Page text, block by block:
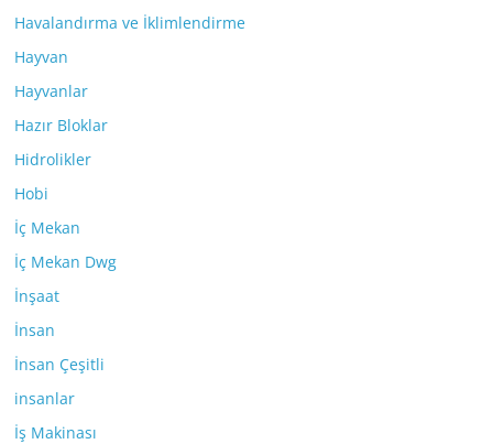
Havalandırma ve İklimlendirme
Hayvan
Hayvanlar
Hazır Bloklar
Hidrolikler
Hobi
İç Mekan
İç Mekan Dwg
İnşaat
İnsan
İnsan Çeşitli
insanlar
İş Makinası